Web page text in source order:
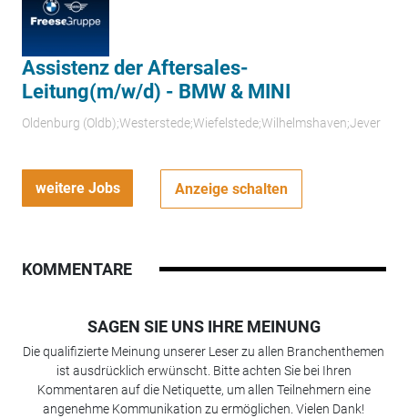
Assistenz der Aftersales-
Leitung(m/w/d) - BMW & MINI
Oldenburg (Oldb);Westerstede;Wiefelstede;Wilhelmshaven;Jever
weitere Jobs Anzeige schalten
KOMMENTARE
SAGEN SIE UNS IHRE MEINUNG
Die qualifizierte Meinung unserer Leser zu allen Branchenthemen
ist ausdrücklich erwünscht. Bitte achten Sie bei Ihren
Kommentaren auf die Netiquette, um allen Teilnehmern eine
angenehme Kommunikation zu ermöglichen. Vielen Dank!